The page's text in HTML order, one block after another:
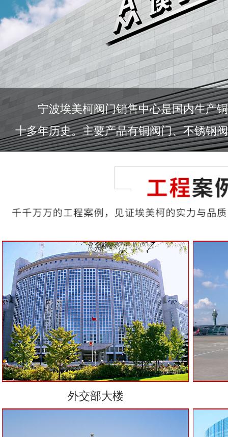
宁波埃美柯阀门销售中心是国内生产铜
十多年历史。主要产品有铜阀门、不锈钢
外交部大楼